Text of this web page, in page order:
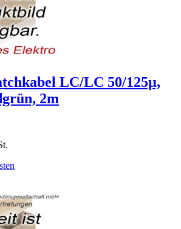
LC/LC 50/125µ,
2m